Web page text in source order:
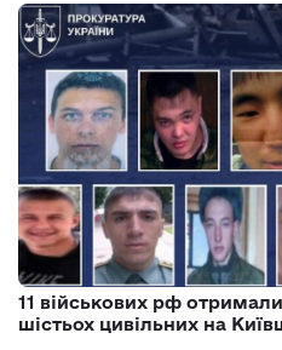
11 військових рф
шістьох цивільних на